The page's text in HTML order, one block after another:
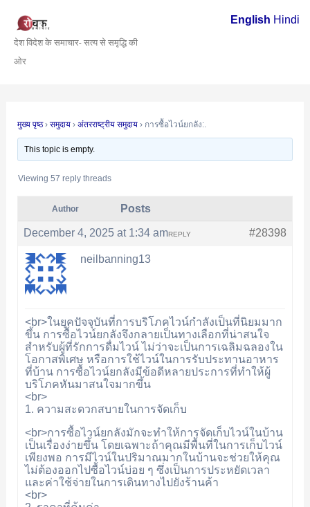
content
देश विदेश के समाचार- सत्य से समृद्धि की
ओर
मुख्य पृष्ठ › समुदाय › अंतरराष्ट्रीय समुदाय › การซื้อไวน์ยกลัง:.
This topic is empty.
Viewing 57 reply threads
Author Posts
December 4, 2025 at 1:34 am #28398
REPLY
neilbanning13
<br>ในยุคปัจจุบันที่การบริโภคไวน์กำลังเป็นที่นิยมมาก
ขึ้น การซื้อไวน์ยกลังจึงกลายเป็นทางเลือกที่น่าสนใจ
สำหรับผู้ที่รักการดื่มไวน์ ไม่ว่าจะเป็นการเฉลิมฉลองใน
โอกาสพิเศษ หรือการใช้ไวน์ในการรับประทานอาหาร
ที่บ้าน การซื้อไวน์ยกลังมีข้อดีหลายประการที่ทำให้ผู้
บริโภคหันมาสนใจมากขึ้น
<br>
1. ความสะดวกสบายในการจัดเก็บ
<br>การซื้อไวน์ยกลังมักจะทำให้การจัดเก็บไวน์ในบ้าน
เป็นเรื่องง่ายขึ้น โดยเฉพาะถ้าคุณมีพื้นที่ในการเก็บไวน์
เพียงพอ การมีไวน์ในปริมาณมากในบ้านจะช่วยให้คุณ
ไม่ต้องออกไปซื้อไวน์บ่อย ๆ ซึ่งเป็นการประหยัดเวลา
และค่าใช้จ่ายในการเดินทางไปยังร้านค้า
<br>
navigation
English Hindi